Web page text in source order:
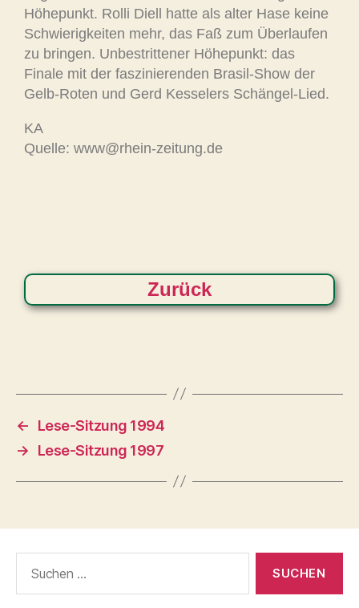
Höhepunkt. Rolli Diell hatte als alter Hase keine
Schwierigkeiten mehr, das Faß zum Überlaufen
zu bringen. Unbestrittener Höhepunkt: das
Finale mit der faszinierenden Brasil-Show der
Gelb-Roten und Gerd Kesselers Schängel-Lied.
KA
Quelle: www@rhein-zeitung.de
Zurück
←
Lese-Sitzung 1994
→
Lese-Sitzung 1997